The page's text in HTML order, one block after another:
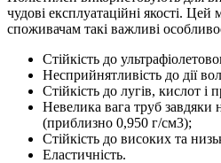
чудові експлуатаційні якості. Цей
споживачам такі важливі
Стійкість до
Несприйнятливість до дії
Стійкість до лугів, кислот і
Невелика вага труб завдяки
(приблизно 0,950 г/см3);
Стійкість до високих та
Еластичність.